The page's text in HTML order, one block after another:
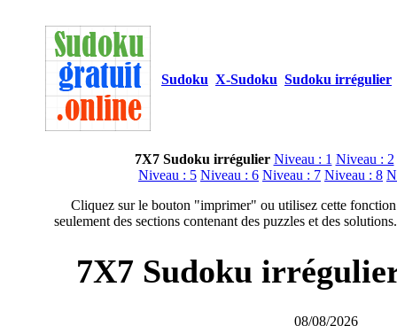
Sudoku X-Sudoku Sudoku irrégulier
7X7 Sudoku irrégulier Niveau : 1 Niveau : 2
Niveau : 5 Niveau : 6 Niveau : 7 Niveau : 8
Cliquez sur le bouton "imprimer" ou utilisez cette
seulement des sections contenant des puzzles et des
7X7 Sudoku
08/08/2026